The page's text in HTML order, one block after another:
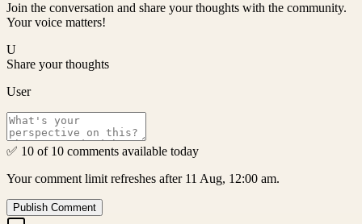
Join the conversation and share your thoughts with the community.
Your voice matters!
U
Share your thoughts
User
✅ 10 of 10 comments available today
Your comment limit refreshes after 11 Aug, 12:00 am.
Publish Comment